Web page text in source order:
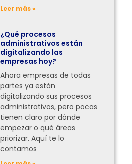
Leer más »
¿Qué procesos
administrativos están
digitalizando las
empresas hoy?
Ahora empresas de todas
partes ya están
digitalizando sus procesos
administrativos, pero pocas
tienen claro por dónde
empezar o qué áreas
priorizar. Aquí te lo
contamos